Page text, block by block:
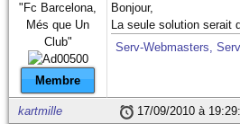
"Fc Barcelona,
Més que Un
Club"
Membre
Bonjour,
La seule solution serait
Serv-Webmasters,
kartmille 17/09/2010 à